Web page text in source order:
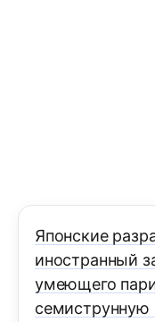
Японские
иностранный
умеющего
семиструнную